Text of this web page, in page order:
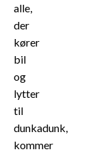
alle,
der
kører
bil
og
lytter
til
dunkadunk,
kommer